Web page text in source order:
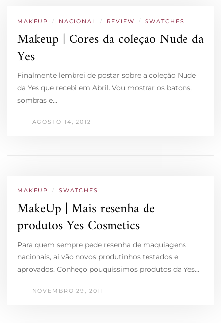
MAKEUP / NACIONAL / REVIEW / SWATCHES
Makeup | Cores da coleção Nude da
Yes
Finalmente lembrei de postar sobre a coleção Nude
da Yes que recebi em Abril. Vou mostrar os batons,
sombras e…
AGOSTO 14, 2012
MAKEUP / SWATCHES
MakeUp | Mais resenha de
produtos Yes Cosmetics
Para quem sempre pede resenha de maquiagens
nacionais, ai vão novos produtinhos testados e
aprovados. Conheço pouquíssimos produtos da Yes…
NOVEMBRO 29, 2011